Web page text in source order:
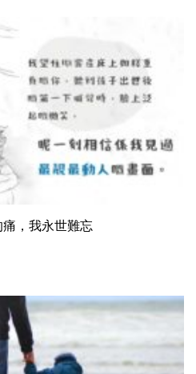
，我永世難忘